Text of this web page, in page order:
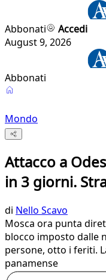
Abbonati
Accedi
August 9, 2026
Abbonati
Mondo
Attacco a
in 3 giorni.
di Nello Scavo
Mosca ora punta
blocco imposto dalle
persone, otto i feriti.
panamense